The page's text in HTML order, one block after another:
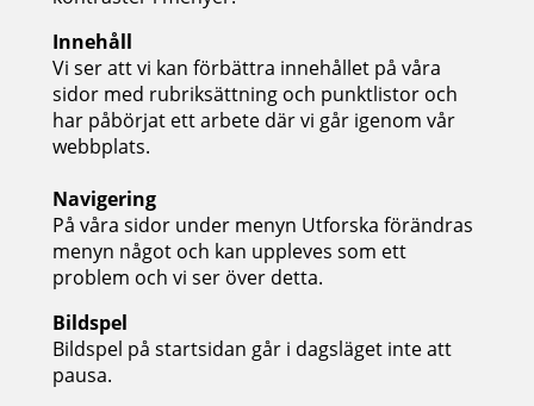
Innehåll
Vi ser att vi kan förbättra innehållet på våra
sidor med rubriksättning och punktlistor och
har påbörjat ett arbete där vi går igenom vår
webbplats.
Navigering
På våra sidor under menyn Utforska förändras
menyn något och kan uppleves som ett
problem och vi ser över detta.
Bildspel
Bildspel på startsidan går i dagsläget inte att
pausa.